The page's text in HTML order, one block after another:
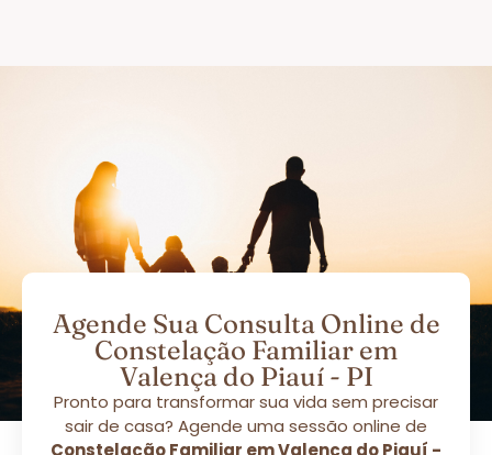
Agende Sua Consulta Online de
Constelação Familiar em
Valença do Piauí - PI
Pronto para transformar sua vida sem precisar
sair de casa? Agende uma sessão online de
Constelação Familiar em Valença do Piauí -